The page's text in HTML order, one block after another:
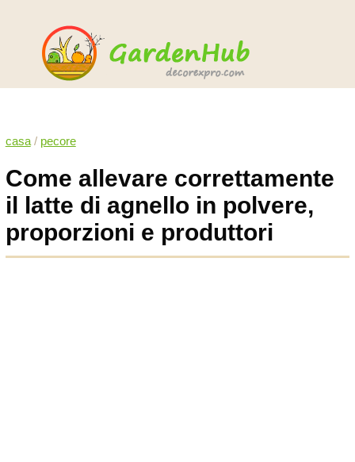
casa/ pecore
Come allevare correttamente
il latte di agnello in polvere,
proporzioni e produttori